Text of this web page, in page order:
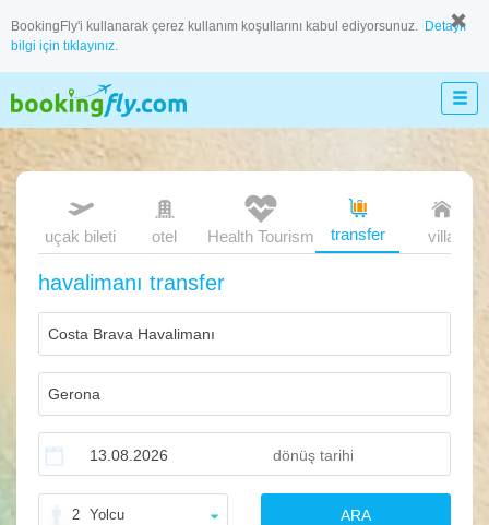
BookingFly'i kullanarak çerez kullanım koşullarını kabul ediyorsunuz. Detaylı
bilgi için tıklayınız.
uçak bileti otel transfer villa
Health Tourism
havalimanı transfer
2 Yolcu ARA